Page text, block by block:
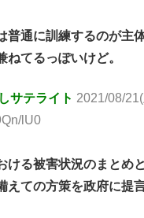
普通に訓練するのが主
ねてるっぽいけど。
サテライト 2021/08/
lU0
ける被害状況のまとめと
えての方策を政府に提